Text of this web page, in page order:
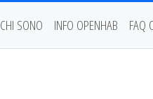
CHI SONO INFO OPENHAB FAQ